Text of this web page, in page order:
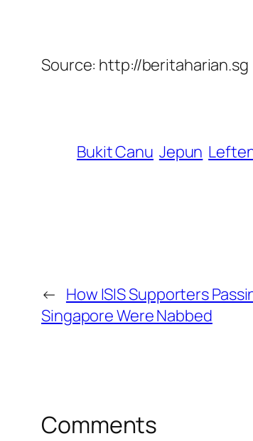
Source: http://beritaharian.sg
Bukit Canu Jepun
← How ISIS Supporters
Singapore Were Nabbed
Comments